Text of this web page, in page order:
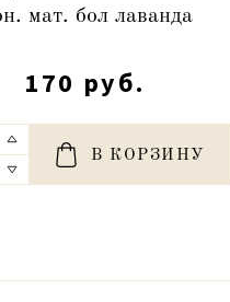
мат. бол лаванда
170 руб.
В КОРЗИНУ